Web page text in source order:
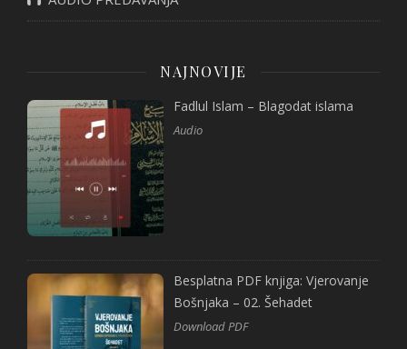
NAJNOVIJE
Fadlul Islam – Blagodat islama
Audio
Besplatna PDF knjiga: Vjerovanje
Bošnjaka – 02. Šehadet
Download PDF